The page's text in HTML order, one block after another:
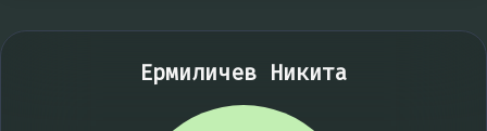
Ермиличев Никита